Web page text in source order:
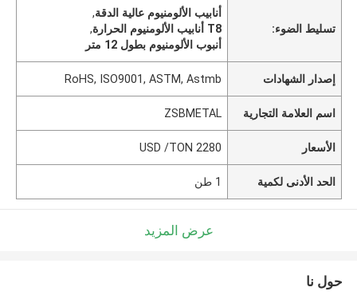
تسليط الضوء:
أنابيب الألومنيوم عالية الدقة,
T8 أنابيب الألومنيوم الحرارة
,
أنبوب الألومنيوم بطول 12 متر
إصدار الشهادات RoHS, ISO9001, ASTM, Astmb
اسم العلامة التجارية ZSBMETAL
الأسعار 2280 USD /TON
الحد الأدنى لكمية 1 طن
عرض المزيد
حول نا